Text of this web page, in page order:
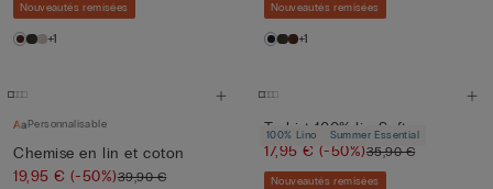
Nouveautés remisées
+1
Nouveautés remisées
+1
Personnalisable
Chemise en lin et coton
19,95 €(-50%)39,90 €
100% Lino Summer Essential
T-shirt 100% lin Soft
17,95 €(-50%)35,90 €
Nouveautés remisées